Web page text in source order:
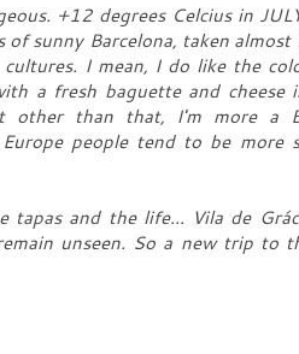
+12 degrees Celcius in
sunny Barcelona, taken almost
I mean, I do like the
a fresh baguette and cheese
other than that, I'm more a
people tend to be more
and the life... Vila de
unseen. So a new trip to